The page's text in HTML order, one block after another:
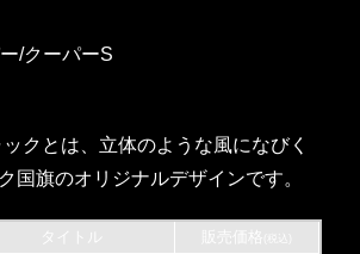
/クーパーS
クとは、立体のような風になびく
国旗のオリジナルデザインです。
タイトル 販売価格 (税込)